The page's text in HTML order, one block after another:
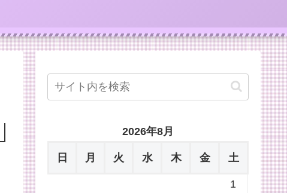
2026年8月
日 月 火 水 木 金 土
1